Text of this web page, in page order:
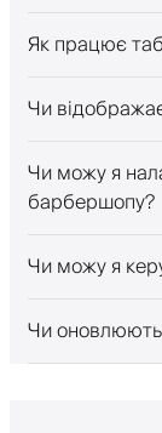
Як працює
Чи
Чи можу я
барбершопу?
Чи можу я
Чи